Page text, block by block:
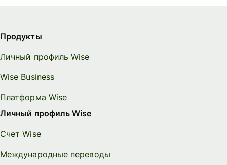
Продукты
Личный профиль Wise
Wise Business
Платформа Wise
Личный профиль Wise
Счет Wise
Международные переводы